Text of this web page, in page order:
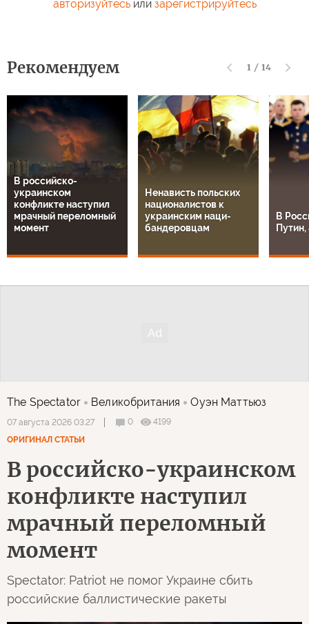
авторизуйтесьили зарегистрируйтесь
Рекомендуем 1 / 14
В российско-
украинском
конфликте наступил
мрачный переломный
момент
Ненависть польских
националистов к
украинским наци-
бандеровцам
В
The Spectator Великобритания Оуэн Маттьюз
07 августа 2026 03:27 0
4199
ОРИГИНАЛ СТАТЬИ
В российско-украинском
конфликте наступил
мрачный переломный
момент
Spectator: Patriot не помог Украине сбить
российские баллистические ракеты